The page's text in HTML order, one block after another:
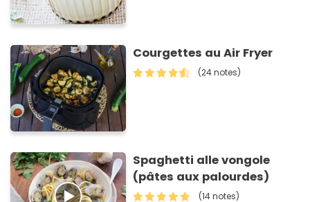
Courgettes au Air Fryer
(24 notes)
Spaghetti alle vongole
(pâtes aux palourdes)
(14 notes)